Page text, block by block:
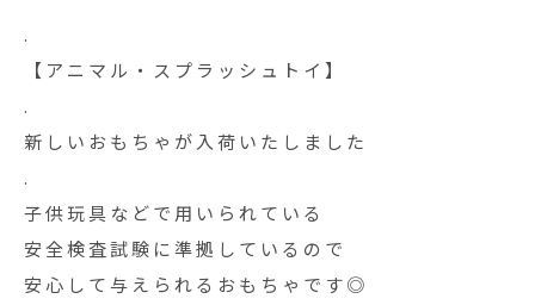
.
【アニマル・スプラッシュトイ】
.
新しいおもちゃが入荷いたしました
.
子供玩具などで用いられている
安全検査試験に準拠しているので
安心して与えられるおもちゃです◎